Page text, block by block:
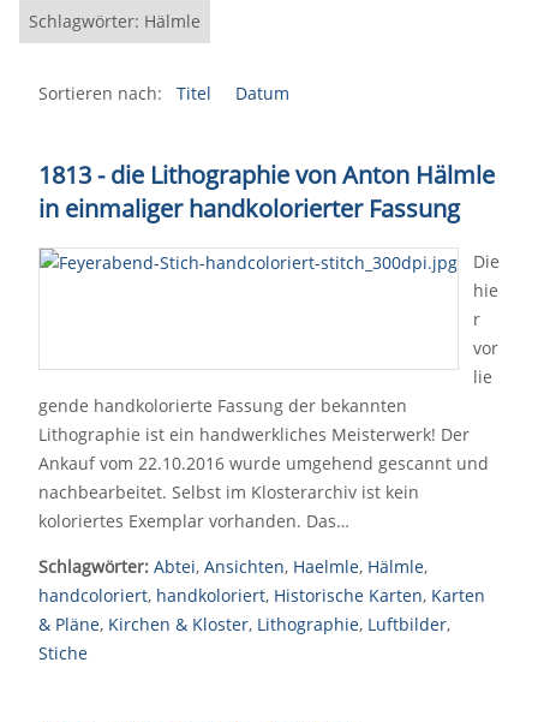
Schlagwörter: Hälmle
Sortieren nach: Titel Datum
1813 - die Lithographie von Anton Hälmle
in einmaliger handkolorierter Fassung
Die
hie
r
vor
lie
gende handkolorierte Fassung der bekannten
Lithographie ist ein handwerkliches Meisterwerk! Der
Ankauf vom 22.10.2016 wurde umgehend gescannt und
nachbearbeitet. Selbst im Klosterarchiv ist kein
koloriertes Exemplar vorhanden. Das…
Schlagwörter: Abtei, Ansichten, Haelmle, Hälmle,
handcoloriert, handkoloriert, Historische Karten, Karten
& Pläne, Kirchen & Kloster, Lithographie, Luftbilder,
Stiche